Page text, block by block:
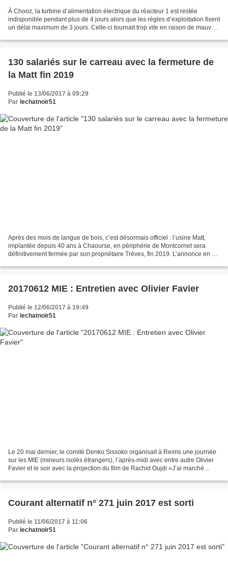
À Chooz, la turbine d’alimentation électrique du réacteur 1 est restée
indisponible pendant plus de 4 jours alors que les règles d’exploitation fixent
un délai maximum de 3 jours. Celle-ci tournait trop vite en raison de mauvais
130 salariés sur le carreau avec la fermeture de
la Matt fin 2019
Publié le 13/06/2017 à 09:29
Par lechatnoir51
Après des mois de langue de bois, c’est désormais officiel : l’usine Matt,
implantée depuis 40 ans à Chaourse, en périphérie de Montcornet sera
définitivement fermée par son propriétaire Trèves, fin 2019. L’annonce en a
20170612 MIE : Entretien avec Olivier Favier
Publié le 12/06/2017 à 19:49
Par lechatnoir51
Le 20 mai dernier, le comité Denko Sissoko organisait à Reims une journée
sur les MIE (mineurs isolés étrangers), l’après-midi avec entre autre Olivier
Favier et le soir avec la projection du film de Rachid Oujdi «J’ai marché
Courant alternatif n° 271 juin 2017 est sorti
Publié le 11/06/2017 à 11:06
Par lechatnoir51